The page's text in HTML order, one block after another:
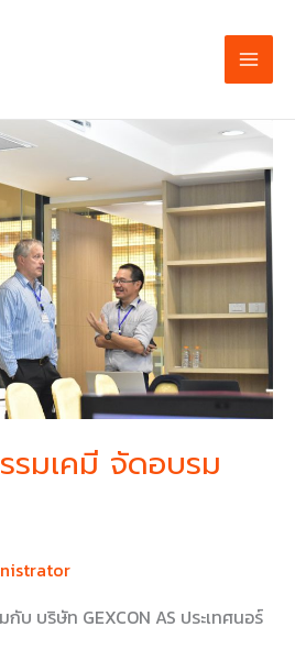
รมเคมี จัดอบรม
บ บริษัท GEXCON AS ประเทศนอร์